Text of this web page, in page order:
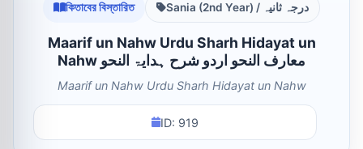
কিতাবের বিস্তারিত Sania (2nd Year) / درجہ ثانیہ
Maarif un Nahw Urdu Sharh Hidayat un
Nahw معارف النحو اردو شرح ہدایۃ النحو
Maarif un Nahw Urdu Sharh Hidayat un Nahw
ID: 919